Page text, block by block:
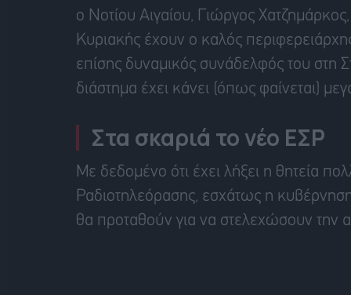
ο Νοτίου Αιγαίου, Γιώργος
Κυριακής έχουν ο καλός
επίσης δυναμικός συνάδελφός του στη
διάστημα έχει κάνει (όπως φαίνεται)
Στα σκαριά το νέο ΕΣΡ
Με δεδομένο ότι έχει λήξει η θητεία
Ραδιοτηλεόρασης, εσχάτως η
θα προταθούν για να στελεχώσουν την